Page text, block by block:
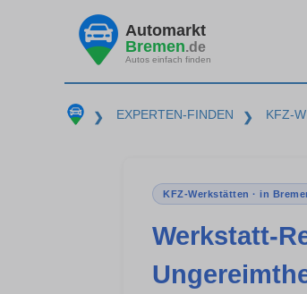
Automarkt
Bremen.de
Autos einfach finden
❯ EXPERTEN-FINDEN ❯ KFZ-
KFZ-Werkstätten · in
Werkstatt-